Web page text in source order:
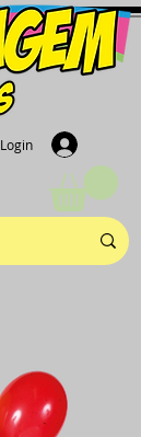
Login